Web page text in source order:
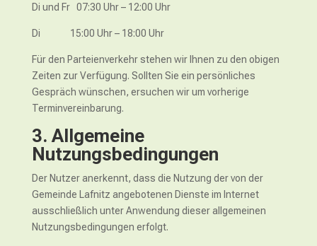
Di und Fr 07:30 Uhr – 12:00 Uhr
Di 15:00 Uhr – 18:00 Uhr
Für den Parteienverkehr stehen wir Ihnen zu den obigen
Zeiten zur Verfügung. Sollten Sie ein persönliches
Gespräch wünschen, ersuchen wir um vorherige
Terminvereinbarung.
3. Allgemeine
Nutzungsbedingungen
Der Nutzer anerkennt, dass die Nutzung der von der
Gemeinde Lafnitz angebotenen Dienste im Internet
ausschließlich unter Anwendung dieser allgemeinen
Nutzungsbedingungen erfolgt.